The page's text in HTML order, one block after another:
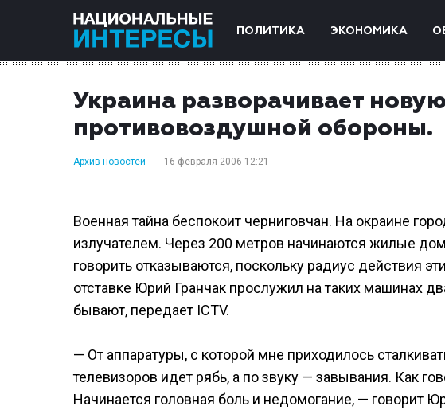
ПОЛИТИКА ЭКОНОМИКА
Украина разворачивает
противовоздушной обороны.
Архив новостей 16 февраля 2006 12:21
Военная тайна беспокоит черниговчан. На окраине
излучателем. Через 200 метров начинаются жилые
говорить отказываются, поскольку радиус действия
отставке Юрий Гранчак прослужил на таких машинах
бывают, передает ICTV.
— От аппаратуры, с которой мне приходилось
телевизоров идет рябь, а по звуку — завывания. Как
Начинается головная боль и недомогание, — говорит